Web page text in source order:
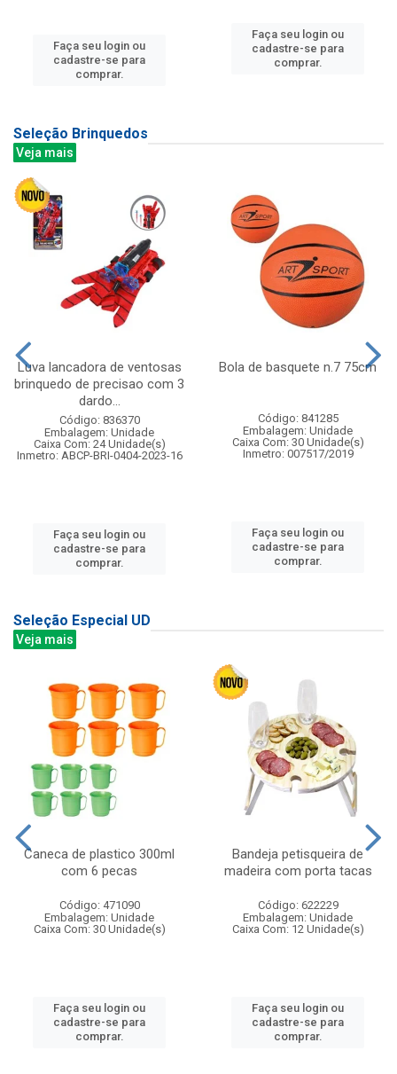
Faça seu login ou
cadastre-se para
comprar.
Faça seu login ou
cadastre-se para
comprar.
Seleção Brinquedos
Veja mais
Luva lancadora de ventosas
brinquedo de precisao com 3
dardo...
Código: 836370
Embalagem: Unidade
Caixa Com: 24 Unidade(s)
Inmetro: ABCP-BRI-0404-2023-16
Faça seu login ou
cadastre-se para
comprar.
Bola de basquete n.7 75cm
Código: 841285
Embalagem: Unidade
Caixa Com: 30 Unidade(s)
Inmetro: 007517/2019
Faça seu login ou
cadastre-se para
comprar.
Seleção Especial UD
Veja mais
Caneca de plastico 300ml
com 6 pecas
Código: 471090
Embalagem: Unidade
Caixa Com: 30 Unidade(s)
Faça seu login ou
cadastre-se para
comprar.
Bandeja petisqueira de
madeira com porta tacas
Código: 622229
Embalagem: Unidade
Caixa Com: 12 Unidade(s)
Faça seu login ou
cadastre-se para
comprar.